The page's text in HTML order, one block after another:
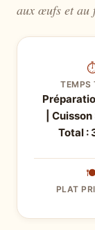
aux œufs et au
TEMPS
| Cuisson
Total :
PLAT